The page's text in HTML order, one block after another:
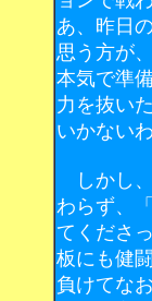
あ、昨日
思う方が
本気で準
力を抜い
いかない
しかし、
わらず、
てくださ
板にも健
負けてな